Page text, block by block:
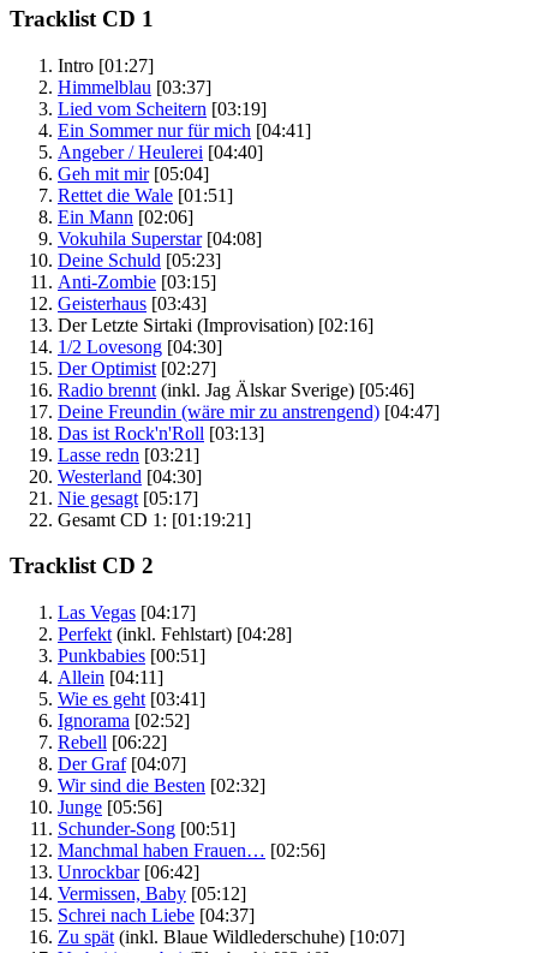
Tracklist CD 1
Intro [01:27]
Himmelblau [03:37]
Lied vom Scheitern [03:19]
Ein Sommer nur für mich [04:41]
Angeber / Heulerei [04:40]
Geh mit mir [05:04]
Rettet die Wale [01:51]
Ein Mann [02:06]
Vokuhila Superstar [04:08]
Deine Schuld [05:23]
Anti-Zombie [03:15]
Geisterhaus [03:43]
Der Letzte Sirtaki (Improvisation) [02:16]
1/2 Lovesong [04:30]
Der Optimist [02:27]
Radio brennt (inkl. Jag Älskar Sverige) [05:46]
Deine Freundin (wäre mir zu anstrengend) [04:47]
Das ist Rock'n'Roll [03:13]
Lasse redn [03:21]
Westerland [04:30]
Nie gesagt [05:17]
Gesamt CD 1: [01:19:21]
Tracklist CD 2
Las Vegas [04:17]
Perfekt (inkl. Fehlstart) [04:28]
Punkbabies [00:51]
Allein [04:11]
Wie es geht [03:41]
Ignorama [02:52]
Rebell [06:22]
Der Graf [04:07]
Wir sind die Besten [02:32]
Junge [05:56]
Schunder-Song [00:51]
Manchmal haben Frauen… [02:56]
Unrockbar [06:42]
Vermissen, Baby [05:12]
Schrei nach Liebe [04:37]
Zu spät (inkl. Blaue Wildlederschuhe) [10:07]